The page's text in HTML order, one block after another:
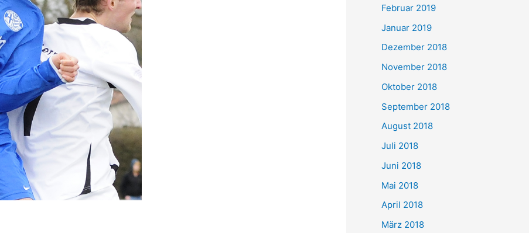
Februar 2019
Januar 2019
Dezember 2018
November 2018
Oktober 2018
September 2018
August 2018
Juli 2018
Juni 2018
Mai 2018
April 2018
März 2018